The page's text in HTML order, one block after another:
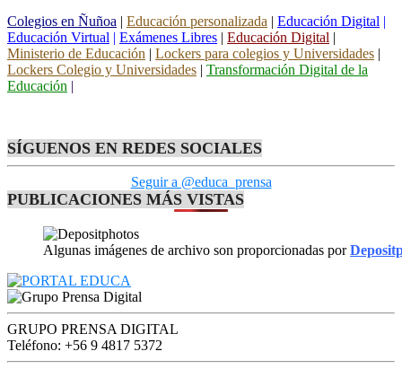
Colegios en Ñuñoa | Educación personalizada | Educación Digital |
Educación Virtual | Exámenes Libres | Educación Digital |
Ministerio de Educación | Lockers para colegios y Universidades |
Lockers Colegio y Universidades | Transformación Digital de la
Educación |
SÍGUENOS EN REDES SOCIALES
Seguir a @educa_prensa
PUBLICACIONES MÁS VISTAS
Algunas imágenes de archivo son proporcionadas por
GRUPO PRENSA DIGITAL
Teléfono: +56 9 4817 5372